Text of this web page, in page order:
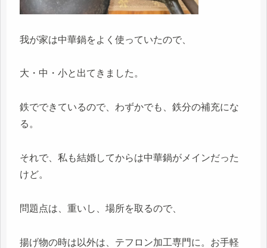
我が家は中華鍋をよく使っていたので、
大・中・小と出てきました。
鉄でできているので、わずかでも、鉄分の補充にな
る。
それで、私も結婚してからは中華鍋がメインだった
けど。
問題点は、重いし、場所を取るので、
揚げ物の時は以外は、テフロン加工専門に。お手軽